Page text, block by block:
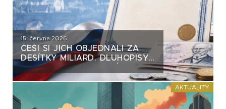
15. června 2026
ČEŠI SI JICH OBJEDNALI ZA
DESÍTKY MILIARD. DLUHOPISY
REPUBLIKY NASTAVUJÍ
FIREMNÍM EMISÍM NEPŘÍJEMNÉ
AKTUALITY